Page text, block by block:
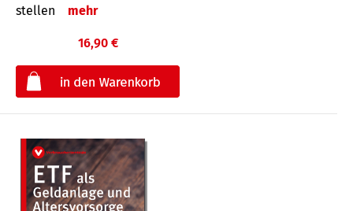
stellen
mehr
16,90 €